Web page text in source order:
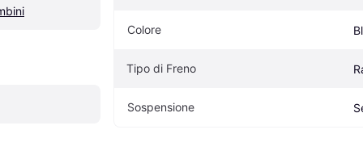
Colore
Tipo di Freno
Sospensione